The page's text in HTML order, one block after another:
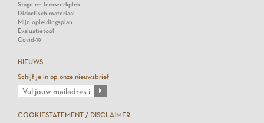
Stage en leerwerkplek
Didactisch materiaal
Mijn opleidingsplan
Evaluatietool
Covid-19
NIEUWS
Schijf je in op onze nieuwsbrief
COOKIESTATEMENT / DISCLAIMER